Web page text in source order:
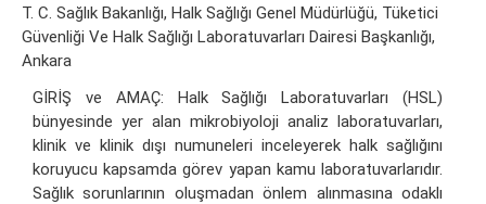
T. C. Sağlık Bakanlığı, Halk Sağlığı Genel Müdürlüğü, Tüketici
Güvenliği Ve Halk Sağlığı Laboratuvarları Dairesi Başkanlığı,
Ankara
GİRİŞ ve AMAÇ: Halk Sağlığı Laboratuvarları (HSL)
bünyesinde yer alan mikrobiyoloji analiz laboratuvarları,
klinik ve klinik dışı numuneleri inceleyerek halk sağlığını
koruyucu kapsamda görev yapan kamu laboratuvarlarıdır.
Sağlık sorunlarının oluşmadan önlem alınmasına odaklı